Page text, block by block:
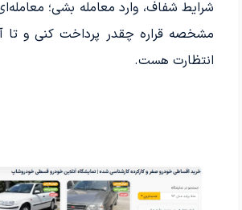
شرایط شفاف، وارد معامله بشی؛
مشخصه قراره چقدر پرداخت کنی و تا
انتظارت هست.